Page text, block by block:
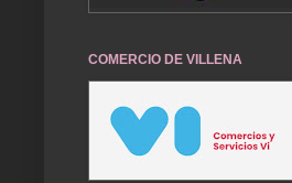
COMERCIO DE VILLENA